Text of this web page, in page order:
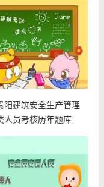
阳建筑安全生产管理
人员考核历年题库